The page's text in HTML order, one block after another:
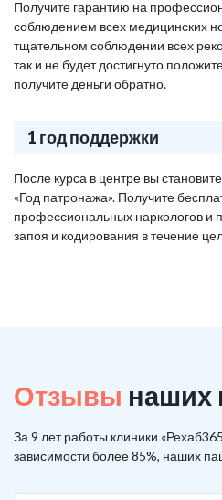
Получите гарантию на
соблюдением всех медицинских
тщательном соблюдении всех
так и не будет достигнуто
получите деньги обратно.
1 год поддержки
После курса в центре вы
«Год патронажа». Получите
профессиональных наркологов и
запоя и кодирования в течение
Отзывы наших
За 9 лет работы клиники
зависимости более 85%, наших